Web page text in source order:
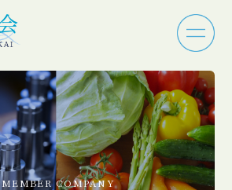
MEMBER COMPANY